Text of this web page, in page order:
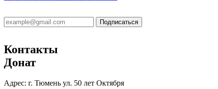
Подписаться
Контакты
Донат
Адрес: г. Тюмень ул. 50 лет Октября